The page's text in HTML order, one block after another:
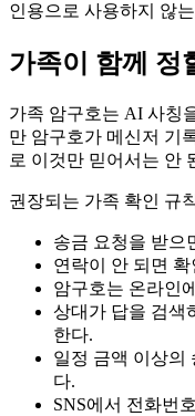
인용으로 사용하지 않
가족이 함께 정
가족 암구호는 AI 사칭
만 암구호가 메신저 기
로 이것만 믿어서는 안
권장되는 가족 확인 규
송금 요청을 받으
연락이 안 되면
암구호는 온라인
상대가 답을 검색
한다.
일정 금액 이상의
다.
SNS에서 전화번